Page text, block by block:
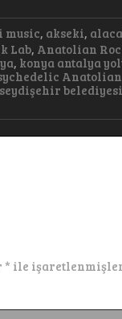
music, akseki,
Lab, Anatolian
, konya antalya
seydişehir belediyesi
* ile